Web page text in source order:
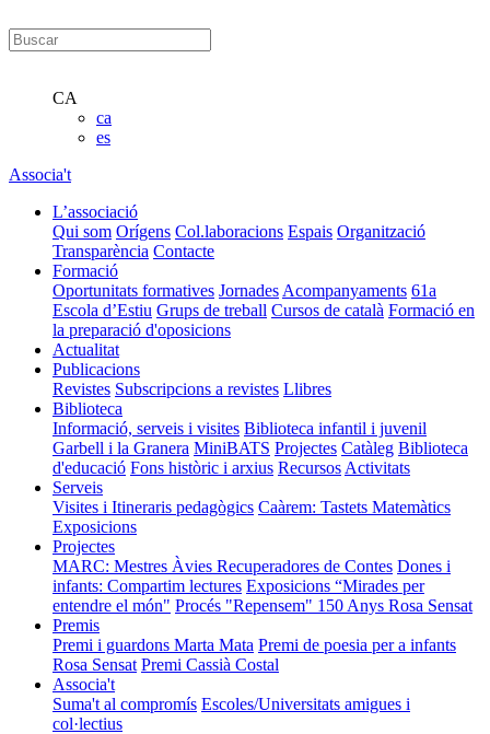
CA
ca
es
Associa't
L’associació
Qui som Orígens Col.laboracions Espais Organització
Transparència Contacte
Formació
Oportunitats formatives Jornades Acompanyaments 61a
Escola d’Estiu Grups de treball Cursos de català Formació en
la preparació d'oposicions
Actualitat
Publicacions
Revistes Subscripcions a revistes Llibres
Biblioteca
Informació, serveis i visites Biblioteca infantil i juvenil
Garbell i la Granera MiniBATS Projectes Catàleg Biblioteca
d'educació Fons històric i arxius Recursos Activitats
Serveis
Visites i Itineraris pedagògics Caàrem: Tastets Matemàtics
Exposicions
Projectes
MARC: Mestres Àvies Recuperadores de Contes Dones i
infants: Compartim lectures Exposicions “Mirades per
entendre el món" Procés "Repensem" 150 Anys Rosa Sensat
Premis
Premi i guardons Marta Mata Premi de poesia per a infants
Rosa Sensat Premi Cassià Costal
Associa't
Suma't al compromís Escoles/Universitats amigues i
col·lectius